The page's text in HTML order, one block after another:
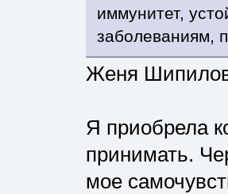
иммунитет,
заболеваниям,
Женя
Я приобрела
принимать.
мое